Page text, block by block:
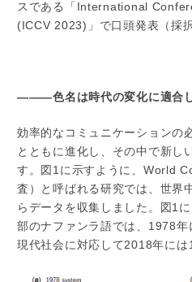
スである「International
(ICCV 2023)」で口頭発表（採
―――色名は時代の変化に適合
効率的なコミュニケーションの
とともに進化し、その中で新し
す。図1に示すように、World
査）と呼ばれる研究では、世界
らデータを収集しました。図1
部のナファンラ語では、1978年
現代社会に対応して2018年には